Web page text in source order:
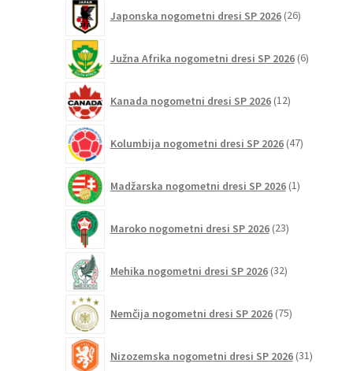
Japonska nogometni dresi SP 2026 26izdelkov
Južna Afrika nogometni dresi SP 2026 6izdelkov
Kanada nogometni dresi SP 2026 12izdelkov
Kolumbija nogometni dresi SP 2026 47izdelkov
Madžarska nogometni dresi SP 2026 1izdelek
Maroko nogometni dresi SP 2026 23izdelkov
Mehika nogometni dresi SP 2026 32izdelkov
Nemčija nogometni dresi SP 2026 75izdelkov
Nizozemska nogometni dresi SP 2026 31izdelkov